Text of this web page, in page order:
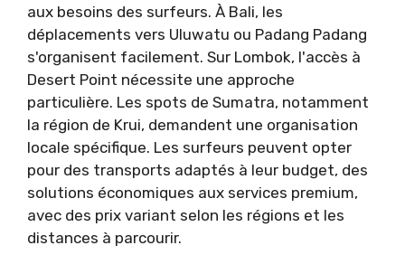
aux besoins des surfeurs. À Bali, les
déplacements vers Uluwatu ou Padang Padang
s'organisent facilement. Sur Lombok, l'accès à
Desert Point nécessite une approche
particulière. Les spots de Sumatra, notamment
la région de Krui, demandent une organisation
locale spécifique. Les surfeurs peuvent opter
pour des transports adaptés à leur budget, des
solutions économiques aux services premium,
avec des prix variant selon les régions et les
distances à parcourir.